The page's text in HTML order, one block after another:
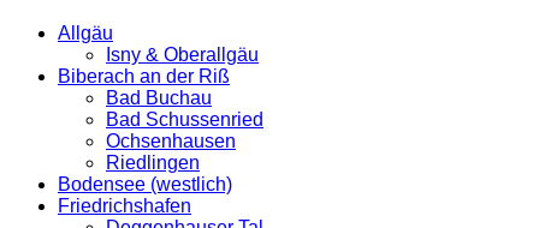
Allgäu
Isny & Oberallgäu
Biberach an der Riß
Bad Buchau
Bad Schussenried
Ochsenhausen
Riedlingen
Bodensee (westlich)
Friedrichshafen